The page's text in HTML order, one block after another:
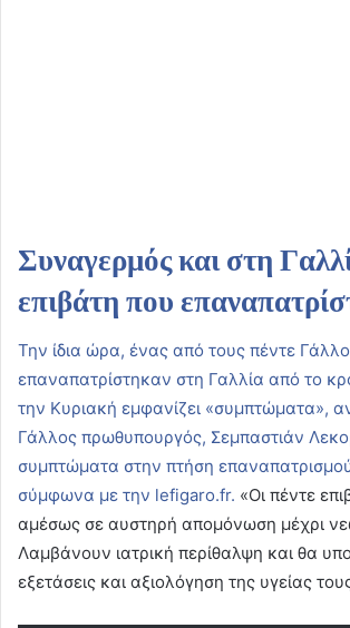
Συναγερμός και στη
επιβάτη που
Την ίδια ώρα, ένας από τους πέντε
επαναπατρίστηκαν στη Γαλλία από το
την Κυριακή εμφανίζει «συμπτώματα»,
Γάλλος πρωθυπουργός, Σεμπαστιάν
συμπτώματα στην πτήση
σύμφωνα με την lefigaro.fr. «Οι πέντε
αμέσως σε αυστηρή απομόνωση μέχρι
Λαμβάνουν ιατρική περίθαλψη και θα
εξετάσεις και αξιολόγηση της υγείας